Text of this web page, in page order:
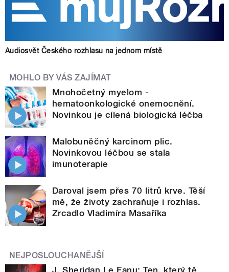
Audiosvět Českého rozhlasu na jednom místě
MOHLO BY VÁS ZAJÍMAT
Mnohočetný myelom -
hematoonkologické onemocnění.
Novinkou je cílená biologická léčba
Malobuněčný karcinom plic.
Novinkovou léčbou se stala
imunoterapie
Daroval jsem přes 70 litrů krve. Těší
mě, že životy zachraňuje i rozhlas.
Zrcadlo Vladimíra Masaříka
NEJPOSLOUCHANĚJŠÍ